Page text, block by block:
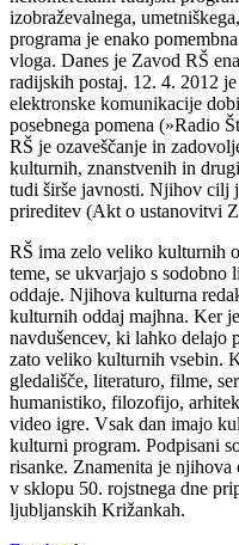
izobraževalnega,
programa je enako
vloga. Danes je Zavod RŠ
radijskih postaj. 12. 4. 2012
elektronske komunikacije
posebnega pomena (»Radio
RŠ je ozaveščanje in
kulturnih, znanstvenih in
tudi širše javnosti. Njihov cilj
prireditev (Akt o ustanovitvi
RŠ ima zelo veliko kulturnih
teme, se ukvarjajo s
oddaje. Njihova kulturna
kulturnih oddaj majhna. Ker
navdušencev, ki lahko delajo
zato veliko kulturnih vsebin.
gledališče, literaturo, filme,
humanistiko, filozofijo,
video igre. Vsak dan imajo
kulturni program. Podpisani
risanke. Znamenita je
v sklopu 50. rojstnega dne
ljubljanskih Križankah.